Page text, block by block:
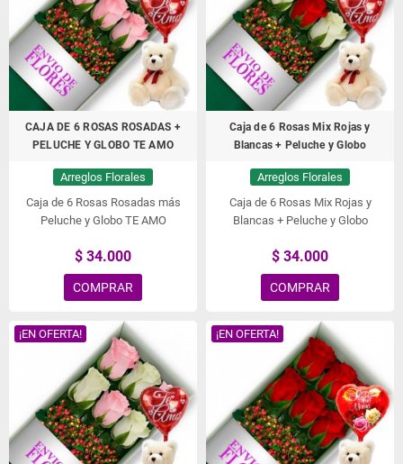
CAJA DE 6 ROSAS ROSADAS +
PELUCHE Y GLOBO TE AMO
Arreglos Florales
Caja de 6 Rosas Rosadas más
Peluche y Globo TE AMO
$ 34.000
COMPRAR
Caja de 6 Rosas Mix Rojas y
Blancas + Peluche y Globo
Arreglos Florales
Caja de 6 Rosas Mix Rojas y
Blancas + Peluche y Globo
$ 34.000
COMPRAR
¡EN OFERTA! ¡EN OFERTA!